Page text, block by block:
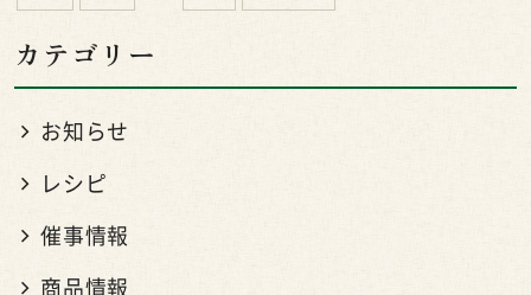
カテゴリー
お知らせ
レシピ
催事情報
商品情報